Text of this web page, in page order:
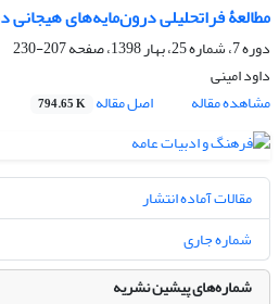
مطالعۀ فراتحلیلی درون‌مایه‌های
دوره 7، شماره 25، بهار 1398، صفحه
207-230
داود امینی
مشاهده مقاله
اصل مقاله 794.65 K
مقالات آماده انتشار
شماره جاری
شماره‌های پیشین نشریه